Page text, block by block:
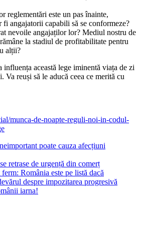
reglementări este un pas înainte,
fi angajatorii capabili să se conformeze?
nevoile angajaților lor? Mediul nostru de
la stadiul de profitabilitate pentru
alții?
influența această lege iminentă viața de zi
Va reuși să le aducă ceea ce merită cu
munca-de-noapte-reguli-noi-in-codul-
poate cauza afecțiuni
retrase de urgență din comerț
România este pe listă dacă
despre impozitarea progresivă
iarna!